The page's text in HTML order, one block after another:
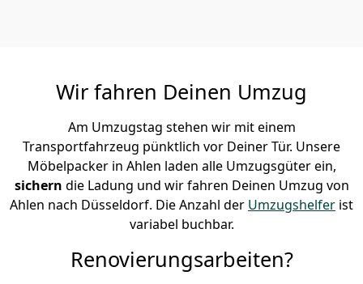
Wir fahren Deinen Umzug
Am Umzugstag stehen wir mit einem
Transportfahrzeug pünktlich vor Deiner Tür. Unsere
Möbelpacker in Ahlen laden alle Umzugsgüter ein,
sichern die Ladung und wir fahren Deinen Umzug von
Ahlen nach Düsseldorf. Die Anzahl der Umzugshelfer ist
variabel buchbar.
Renovierungsarbeiten?